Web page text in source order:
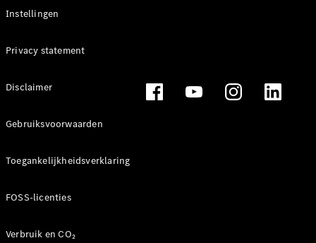
Instellingen
Privacy statement
Disclaimer
Gebruiksvoorwaarden
Toegankelijkheidsverklaring
FOSS-licenties
Verbruik en CO₂